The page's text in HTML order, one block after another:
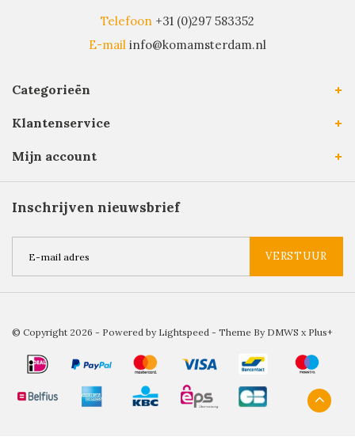
Telefoon +31 (0)297 583352
E-mail info@komamsterdam.nl
Categorieën
Klantenservice
Mijn account
Inschrijven nieuwsbrief
VERSTUUR
© Copyright 2026 - Powered by Lightspeed - Theme By DMWS x Plus+